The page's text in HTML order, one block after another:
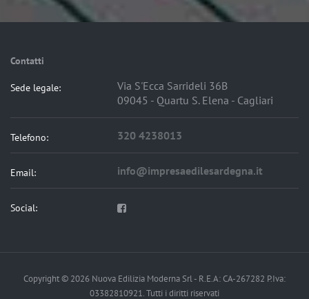
Contatti
Sede legale:
Via S'Ecca Sarrideli 36B
09045 - Quartu S. Elena - Cagliari
Telefono: 320 4238013
Email: info@impresaedilesardegna.it
Social:
Copyright © 2026 Nuova Edilizia Moderna Srl - R.E.A: CA-267282 P.Iva:
03382810921. Tutti i diritti riservati